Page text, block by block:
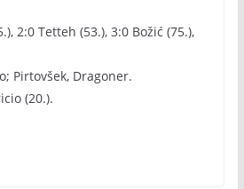
2:0 Tetteh (53.), 3:0 Božić (75.),
Pirtovšek, Dragoner.
(20.).